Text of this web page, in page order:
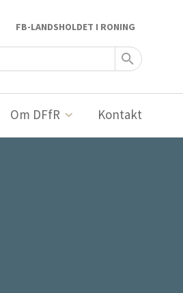
FB-LANDSHOLDET I RONING
Om DFfR Kontakt